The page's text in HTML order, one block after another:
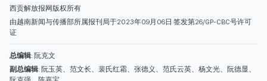
西贡解放报网版权所有
由越南新闻与传播部所属报刊局于2023年09月06日 签发第26/GP-CBC号许可
证
总编辑: 阮克文
副总编辑: 阮玉英、范文长、裴氏红霜、张德义、范氏云英、杨文光、阮德显、